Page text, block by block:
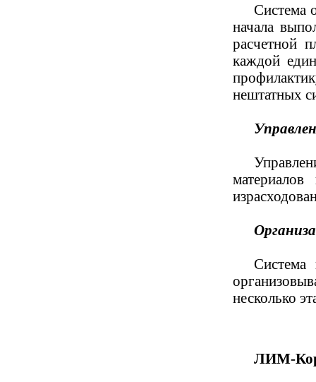
Система
начала
расчетной
каждой
нештатных
Система
несколько
ЛИМ-